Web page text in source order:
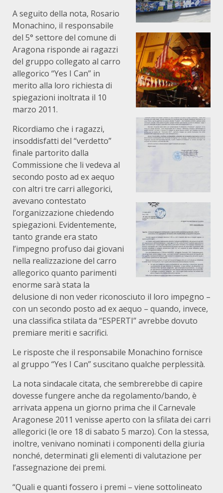
A seguito della nota, Rosario
Monachino, il responsabile
del 5° settore del comune di
Aragona risponde ai ragazzi
del gruppo collegato al carro
allegorico “Yes I Can” in
merito alla loro richiesta di
spiegazioni inoltrata il 10
marzo 2011.
Ricordiamo che i ragazzi,
insoddisfatti del “verdetto”
finale partorito dalla
Commissione che li vedeva al
secondo posto ad ex aequo
con altri tre carri allegorici,
avevano contestato
l’organizzazione chiedendo
spiegazioni. Evidentemente,
tanto grande era stato
l’impegno profuso dai giovani
nella realizzazione del carro
allegorico quanto parimenti
enorme sarà stata la
delusione di non veder riconosciuto il loro impegno –
con un secondo posto ad ex aequo – quando, invece,
una classifica stilata da “ESPERTI” avrebbe dovuto
premiare meriti e sacrifici.
Le risposte che il responsabile Monachino fornisce
al gruppo “Yes I Can” suscitano qualche perplessità.
La nota sindacale citata, che sembrerebbe di capire
dovesse fungere anche da regolamento/bando, è
arrivata appena un giorno prima che il Carnevale
Aragonese 2011 venisse aperto con la sfilata dei carri
allegorici (le ore 18 di sabato 5 marzo). Con la stessa,
inoltre, venivano nominati i componenti della giuria
nonché, determinati gli elementi di valutazione per
l’assegnazione dei premi.
“Quali e quanti fossero i premi – viene sottolineato